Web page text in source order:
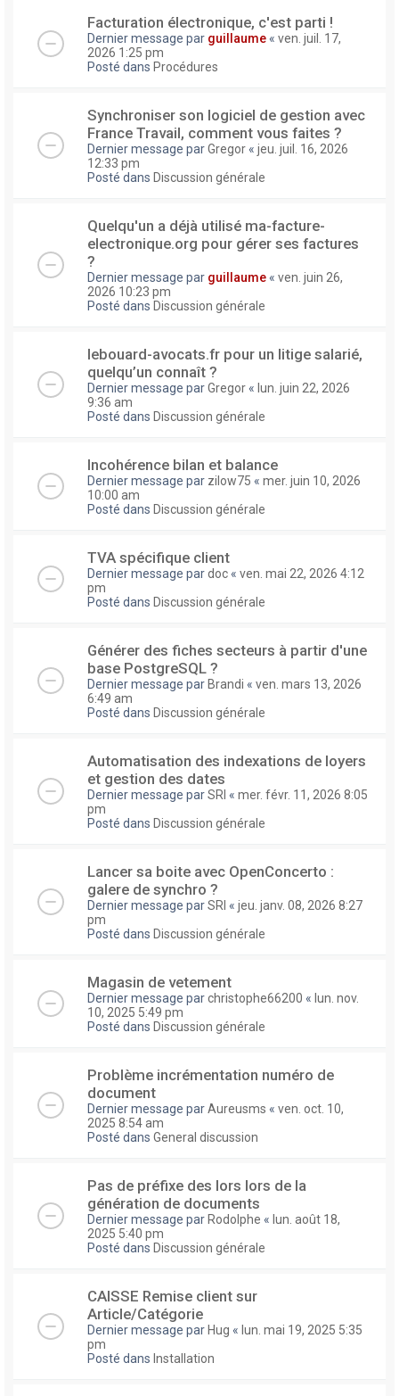
Facturation électronique, c'est parti !
Dernier message par guillaume « ven. juil. 17,
2026 1:25 pm
Posté dans Procédures
Synchroniser son logiciel de gestion avec
France Travail, comment vous faites ?
Dernier message parGregor « jeu. juil. 16, 2026
12:33 pm
Posté dans Discussion générale
Quelqu'un a déjà utilisé ma-facture-
electronique.org pour gérer ses factures
?
Dernier message par guillaume « ven. juin 26,
2026 10:23 pm
Posté dans Discussion générale
lebouard-avocats.fr pour un litige salarié,
quelqu’un connaît ?
Dernier message parGregor « lun. juin 22, 2026
9:36 am
Posté dans Discussion générale
Incohérence bilan et balance
Dernier message par zilow75 « mer. juin 10, 2026
10:00 am
Posté dans Discussion générale
TVA spécifique client
Dernier message pardoc « ven. mai 22, 2026 4:12
pm
Posté dans Discussion générale
Générer des fiches secteurs à partir d'une
base PostgreSQL ?
Dernier message par Brandi « ven. mars 13, 2026
6:49 am
Posté dans Discussion générale
Automatisation des indexations de loyers
et gestion des dates
Dernier message parSRI « mer. févr. 11, 2026 8:05
pm
Posté dans Discussion générale
Lancer sa boite avec OpenConcerto :
galere de synchro ?
Dernier message parSRI « jeu. janv. 08, 2026 8:27
pm
Posté dans Discussion générale
Magasin de vetement
Dernier message parchristophe66200 « lun. nov.
10, 2025 5:49 pm
Posté dans Discussion générale
Problème incrémentation numéro de
document
Dernier message parAureusms « ven. oct. 10,
2025 8:54 am
Posté dans General discussion
Pas de préfixe des lors lors de la
génération de documents
Dernier message par Rodolphe « lun. août 18,
2025 5:40 pm
Posté dans Discussion générale
CAISSE Remise client sur
Article/Catégorie
Dernier message par Hug « lun. mai 19, 2025 5:35
pm
Posté dans Installation